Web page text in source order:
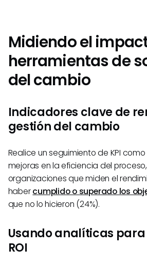
Midiendo el
herramientas de
del cambio
Indicadores clave de
gestión del cambio
Realice un seguimiento de KPI
mejoras en la eficiencia del
organizaciones que miden el
habercumplido o superado los
que no lo hicieron (24%).
Usando analíticas
ROI